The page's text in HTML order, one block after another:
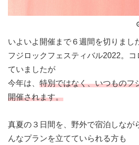
いよいよ開催まで６週間を切りまし
フジロックフェスティバル2022。コ
ていましたが
今年は、 特別ではなく、いつものフ
開催されます。
真夏の３日間を、野外で宿泊しなが
んなプランを立てていられる方も